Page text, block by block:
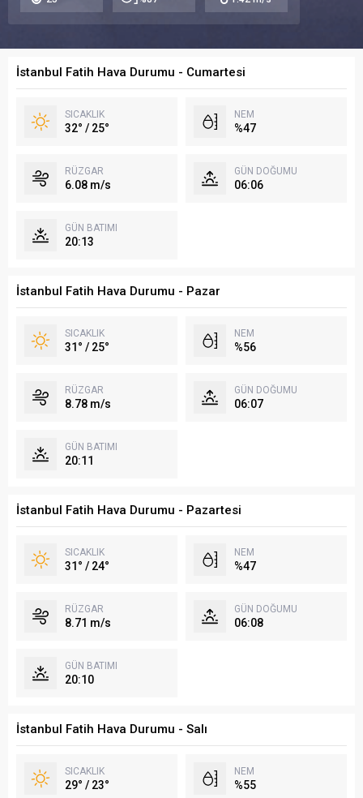
İstanbul Fatih Hava Durumu - Cumartesi
SICAKLIK
32° / 25°
NEM
%47
RÜZGAR
6.08 m/s
GÜN DOĞUMU
06:06
GÜN BATIMI
20:13
İstanbul Fatih Hava Durumu - Pazar
SICAKLIK
31° / 25°
NEM
%56
RÜZGAR
8.78 m/s
GÜN DOĞUMU
06:07
GÜN BATIMI
20:11
İstanbul Fatih Hava Durumu - Pazartesi
SICAKLIK
31° / 24°
NEM
%47
RÜZGAR
8.71 m/s
GÜN DOĞUMU
06:08
GÜN BATIMI
20:10
İstanbul Fatih Hava Durumu - Salı
SICAKLIK
29° / 23°
NEM
%55